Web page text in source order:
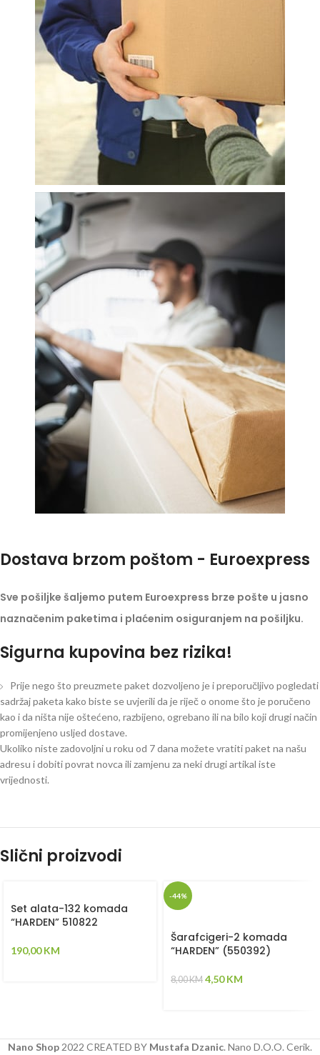
Dostava brzom poštom - Euroexpress
Sve pošiljke šaljemo putem Euroexpress brze pošte u jasno
naznačenim paketima i plaćenim osiguranjem na pošiljku.
Sigurna kupovina bez rizika!
Prije nego što preuzmete paket dozvoljeno je i preporučljivo pogledati
sadržaj paketa kako biste se uvjerili da je riječ o onome što je poručeno
kao i da ništa nije oštećeno, razbijeno, ogrebano ili na bilo koji drugi način
promijenjeno usljed dostave.
Ukoliko niste zadovoljni u roku od 7 dana možete vratiti paket na našu
adresu i dobiti povrat novca ili zamjenu za neki drugi artikal iste
vrijednosti.
Slični proizvodi
Set alata-132 komada
“HARDEN” 510822
190,00KM
-44%
Šarafcigeri-2 komada
“HARDEN” (550392)
8,00KM 4,50KM
Nano Shop 2022 CREATED BY Mustafa Dzanic. Nano D.O.O. Cerik.